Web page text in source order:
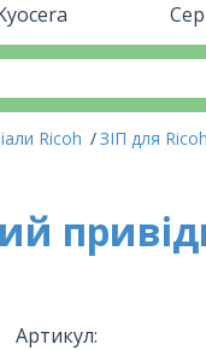
Ricoh ЗІП для Ricoh
Артикул: